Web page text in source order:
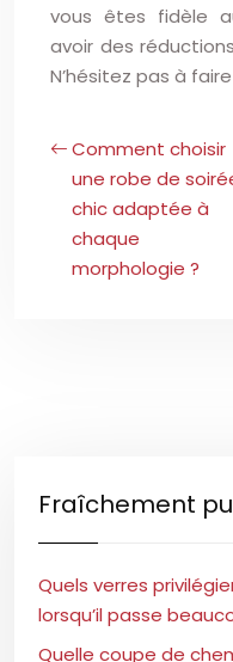
vous êtes fidèle
avoir des
N’hésitez pas à
Comment choisir
une robe de
chic adaptée à
chaque
morphologie ?
Fraîchement
Quels verres
lorsqu’il passe
Quelle coupe de